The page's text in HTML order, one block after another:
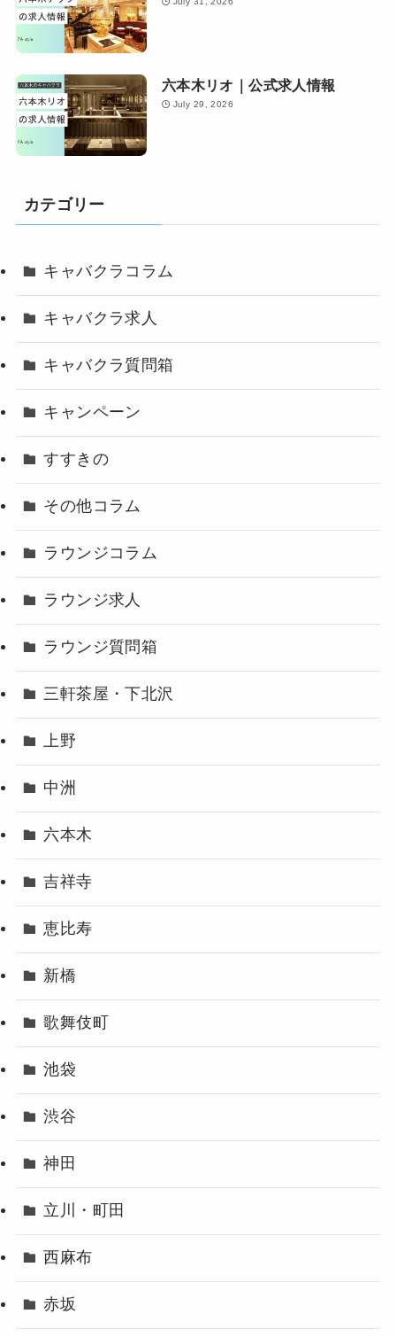
六本木リオ｜公式求人情報
July 29, 2026
カテゴリー
キャバクラコラム
キャバクラ求人
キャバクラ質問箱
キャンペーン
すすきの
その他コラム
ラウンジコラム
ラウンジ求人
ラウンジ質問箱
三軒茶屋・下北沢
上野
中洲
六本木
吉祥寺
恵比寿
新橋
歌舞伎町
池袋
渋谷
神田
立川・町田
西麻布
赤坂